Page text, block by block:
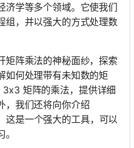
济学等多个领域。它使我们
组，并以强大的方式处理数
矩阵乘法的神秘面纱，探索
如何处理带有未知数的矩
矩阵的乘法，提供详细
，我们还将向你介绍
是一个强大的工具，可以